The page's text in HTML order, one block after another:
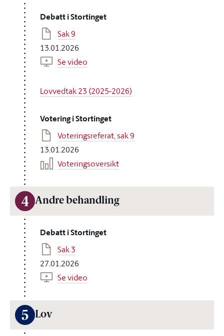
Debatt i Stortinget
Sak 9
13.01.2026
Se video
Lovvedtak 23 (2025-2026)
Votering i Stortinget
Voteringsreferat, sak 9
13.01.2026
Voteringsoversikt
4 Andre behandling
Debatt i Stortinget
Sak 3
27.01.2026
Se video
5 Lov